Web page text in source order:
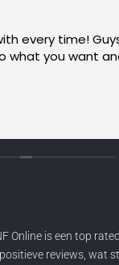
every time!
what you want
Online is een top rated
reviews , wat